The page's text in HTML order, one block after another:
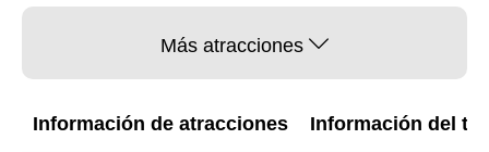
Más atracciones
Información de atracciones Información del